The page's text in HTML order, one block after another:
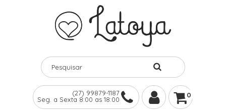
(27) 99879-1187
Seg. a Sexta 8:00 as 18:00
0